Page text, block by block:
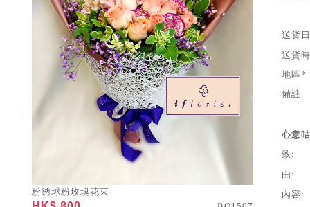
粉綉球粉玫瑰花束
送貨
送貨
地區*
備註
心意
致:
由:
內容: